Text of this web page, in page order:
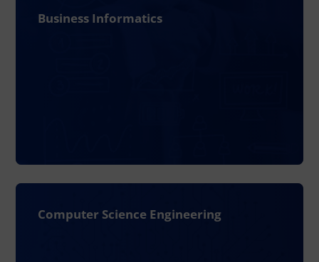
Business Informatics
Computer Science Engineering